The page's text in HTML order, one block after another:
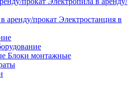
Электростанция в
Блоки монтажные